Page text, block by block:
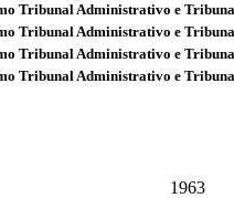
Tribunal Administrativo e
Tribunal Administrativo e
Tribunal Administrativo e
Tribunal Administrativo e
1963